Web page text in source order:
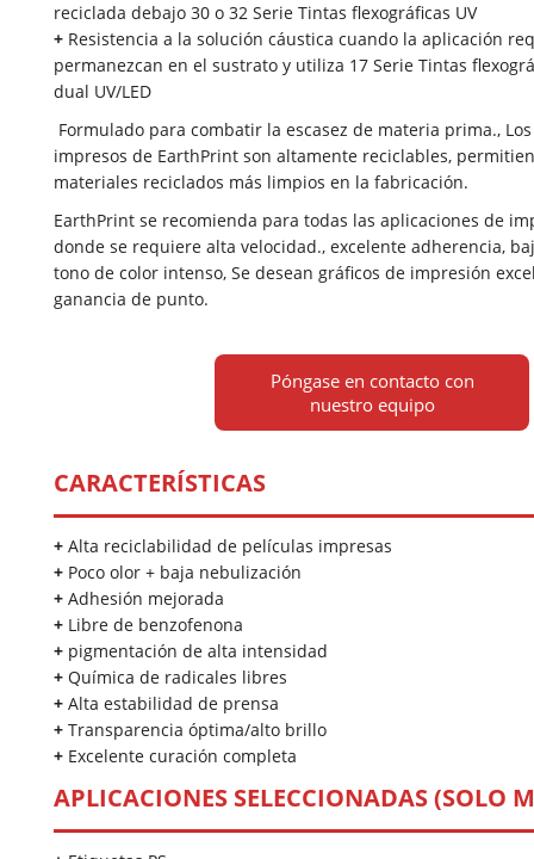
reciclada debajo 30 o 32 Serie Tintas flexográficas UV
+ Resistencia a la solución cáustica cuando la aplicación
permanezcan en el sustrato y utiliza 17 Serie Tintas
dual UV/LED
Formulado para combatir la escasez de materia prima.,
impresos de EarthPrint son altamente reciclables,
materiales reciclados más limpios en la fabricación.
EarthPrint se recomienda para todas las aplicaciones de
donde se requiere alta velocidad., excelente adherencia,
tono de color intenso, Se desean gráficos de impresión
ganancia de punto.
Póngase en contacto con
nuestro equipo
CARACTERÍSTICAS
+ Alta reciclabilidad de películas impresas
+ Poco olor + baja nebulización
+ Adhesión mejorada
+ Libre de benzofenona
+ pigmentación de alta intensidad
+ Química de radicales libres
+ Alta estabilidad de prensa
+ Transparencia óptima/alto brillo
+ Excelente curación completa
APLICACIONES SELECCIONADAS(SOLO